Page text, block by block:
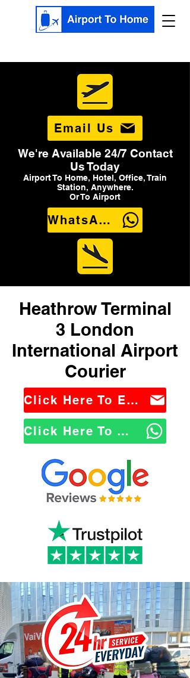
Email Us
We're Available 24/7 Contact
Us Today
Airport To Home, Hotel, Office, Train
Station, Anywhere.
Or To Airport
WhatsApp Us
Heathrow Terminal
3 London
International Airport
Courier
Click Here To Email Us
Click Here To WhatsApp Us